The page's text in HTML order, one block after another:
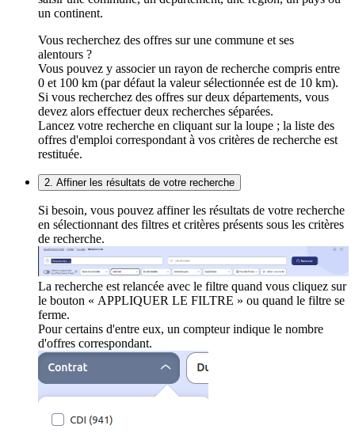
un continent.
Vous recherchez des offres sur une commune et ses
alentours ?
Vous pouvez y associer un rayon de recherche compris entre
0 et 100 km (par défaut la valeur sélectionnée est de 10 km).
Si vous recherchez des offres sur deux départements, vous
devez alors effectuer deux recherches séparées.
Lancez votre recherche en cliquant sur la loupe ; la liste des
offres d'emploi correspondant à vos critères de recherche est
restituée.
2. Affiner les résultats de votre recherche
Si besoin, vous pouvez affiner les résultats de votre recherche
en sélectionnant des filtres et critères présents sous les critères
de recherche.
La recherche est relancée avec le filtre quand vous cliquez sur
le bouton « APPLIQUER LE FILTRE » ou quand le filtre se
ferme.
Pour certains d'entre eux, un compteur indique le nombre
d'offres correspondant.